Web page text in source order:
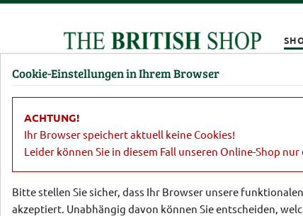
Damen Herren Barbour Parfümerie
Cookie-Einstellungen in Ihrem Browser
ACHTUNG!
Ihr Browser speichert aktuell keine Cookies!
Leider können Sie in diesem Fall unseren Online-Shop
Bitte stellen Sie sicher, dass Ihr Browser unsere
akzeptiert. Unabhängig davon können Sie entscheiden,